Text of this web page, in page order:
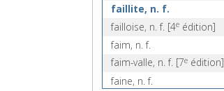
faillite, n. f.
failloise, n. f. [4e édition]
faim, n. f.
faim-valle, n. f. [7e édition]
faine, n. f.